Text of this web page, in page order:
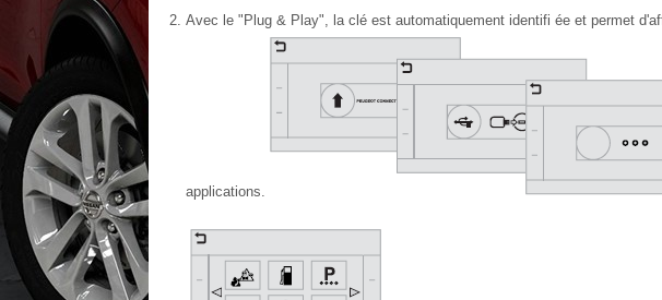
Avec le "Plug & Play", la clé est automatiquement identifi ée et permet
applications.